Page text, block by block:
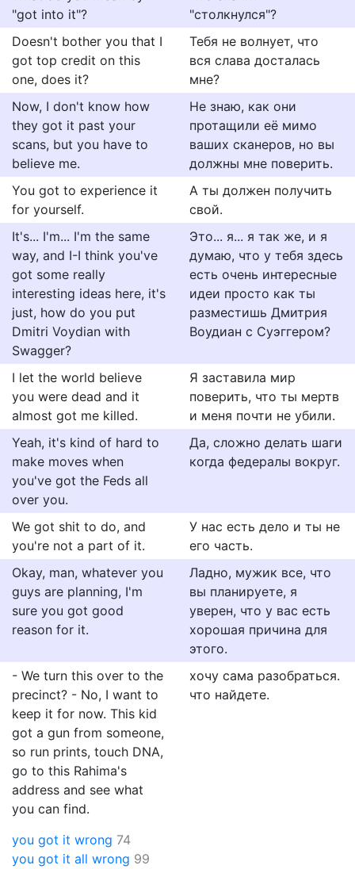
"got into it"?
"столкнулся"?
Doesn't bother you that I
got top credit on this
one, does it?
Тебя не волнует, что
вся слава досталась
мне?
Now, I don't know how
they got it past your
scans, but you have to
believe me.
Не знаю, как они
протащили её мимо
ваших сканеров, но вы
должны мне поверить.
You got to experience it
for yourself.
А ты должен получить
свой.
It's... I'm... I'm the same
way, and I-I think you've
got some really
interesting ideas here, it's
just, how do you put
Dmitri Voydian with
Swagger?
Это... я... я так же, и я
думаю, что у тебя здесь
есть очень интересные
идеи просто как ты
разместишь Дмитрия
Воудиан с Суэггером?
I let the world believe
you were dead and it
almost got me killed.
Я заставила мир
поверить, что ты мертв
и меня почти не убили.
Yeah, it's kind of hard to
make moves when
you've got the Feds all
over you.
Да, сложно делать шаги
когда федералы вокруг.
We got shit to do, and
you're not a part of it.
У нас есть дело и ты не
его часть.
Okay, man, whatever you
guys are planning, I'm
sure you got good
reason for it.
Ладно, мужик все, что
вы планируете, я
уверен, что у вас есть
хорошая причина для
этого.
- We turn this over to the
precinct? - No, I want to
keep it for now. This kid
got a gun from someone,
so run prints, touch DNA,
go to this Rahima's
address and see what
you can find.
хочу сама разобраться.
что найдете.
you got it wrong 74
you got it all wrong 99